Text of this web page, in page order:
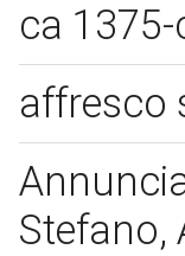
ca
affresco